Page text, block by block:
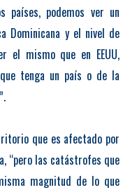
países, podemos ver un
Dominicana y el nivel de
el mismo que en EEUU,
tenga un país o de la
que es afectado por
“pero las catástrofes que
magnitud de lo que